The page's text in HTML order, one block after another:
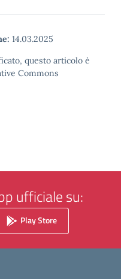
14.03.2025
questo articolo è
Commons
ufficiale su:
Play Store